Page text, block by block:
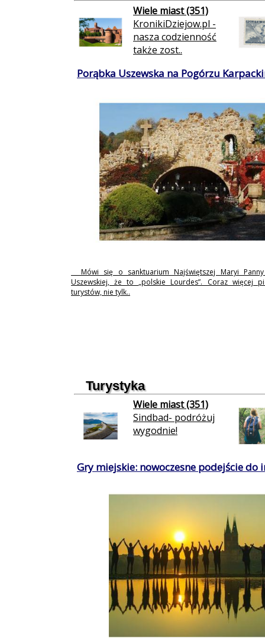
Wiele miast (351)
KronikiDziejow.pl -
nasza codzienność
także zost..
Porąbka Uszewska na Pogórzu
Mówi się o sanktuarium Najświętszej Maryi
Uszewskiej, że to „polskie Lourdes”. Coraz więcej
turystów, nie tylk..
Turystyka
Wiele miast (351)
Sindbad- podróżuj
wygodnie!
Gry miejskie: nowoczesne podejście do